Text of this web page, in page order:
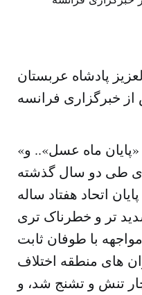
پادشاه عربستان
خبرگزاری فرانسه
«شکاف خوردن اتحاد»… «فروپاشی اتحاد»… «جدایی همیشگی»… «پایان ماه عسل».. و
ای طی دو سال گذشته
اتحاد هفتاد ساله
تر و خطرناک تری
بود، با این حال در مواجهه با طوفان ثابت
های منطقه اختلاف
تنش و تشنج شد، و